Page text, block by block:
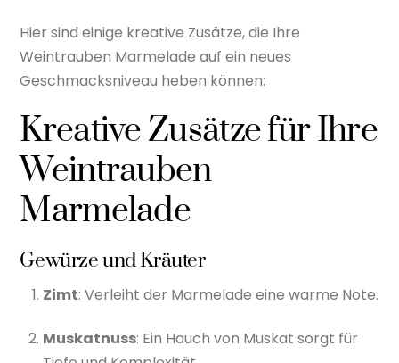
Hier sind einige kreative Zusätze, die Ihre
Weintrauben Marmelade auf ein neues
Geschmacksniveau heben können:
Kreative Zusätze für Ihre
Weintrauben
Marmelade
Gewürze und Kräuter
Zimt: Verleiht der Marmelade eine warme Note.
Muskatnuss: Ein Hauch von Muskat sorgt für